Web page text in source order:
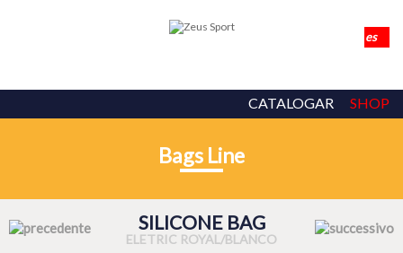
CATALOGAR SHOP
Bags Line
SILICONE BAG
ELETRIC ROYAL/BLANCO